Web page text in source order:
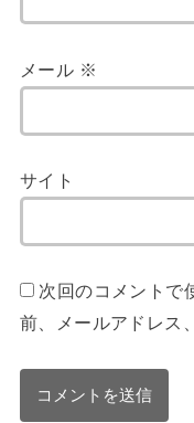
メール ※
サイト
次回のコメントで
前、メールアドレス